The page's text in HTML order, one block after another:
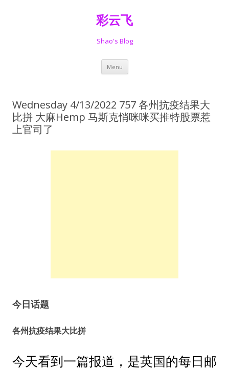
彩云飞
Shao's Blog
Menu Skip
content
Wednesday 4/13/2022 757 各州抗疫结果大
比拼 大麻Hemp 马斯克悄咪咪买推特股票惹
上官司了
今日话题
各州抗疫结果大比拼
今天看到一篇报道，是英国的每日邮